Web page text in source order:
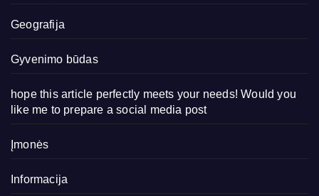
Geografija
Gyvenimo būdas
hope this article perfectly meets your needs! Would you
like me to prepare a social media post
Įmonės
Informacija